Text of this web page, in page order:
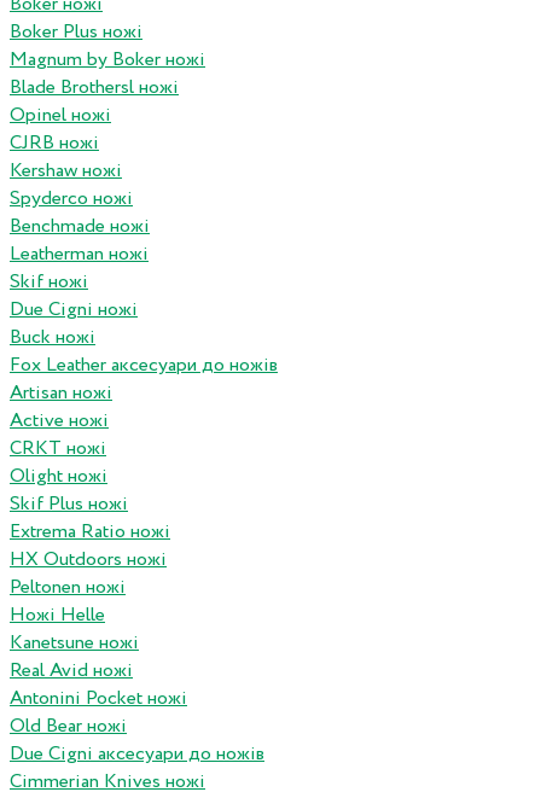
Boker Plus ножі
Magnum by Boker ножі
Blade Brothersl ножі
Opinel ножі
CJRB ножі
Kershaw ножі
Spyderco ножі
Benchmade ножі
Leatherman ножі
Skif ножі
Due Cigni ножі
Buck ножі
Fox Leather аксесуари до ножів
Artisan ножі
Active ножі
CRKT ножі
Olight ножі
Skif Plus ножі
Extrema Ratio ножі
HX Outdoors ножі
Peltonen ножі
Ножі Helle
Kanetsune ножі
Real Avid ножі
Antonini Pocket ножі
Old Bear ножі
Due Cigni аксесуари до ножів
Cimmerian Knives ножі